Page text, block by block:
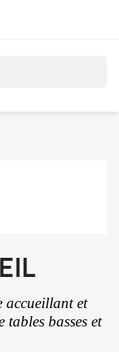
accueillant et
basses et